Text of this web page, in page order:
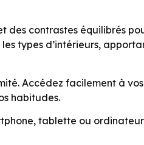
contrastes équilibrés
types d’intérieurs,
Accédez facilement à
habitudes.
tablette ou